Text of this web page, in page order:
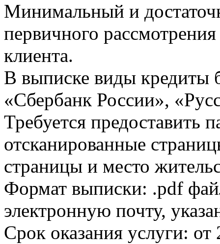
Минимальный и
первичного
клиента.
В выписке виды кредиты
«Сбербанк России»,
Требуется предоставить
отсканированные
страницы и место
Формат выписки: .pdf
электронную почту,
Срок оказания услуги: от